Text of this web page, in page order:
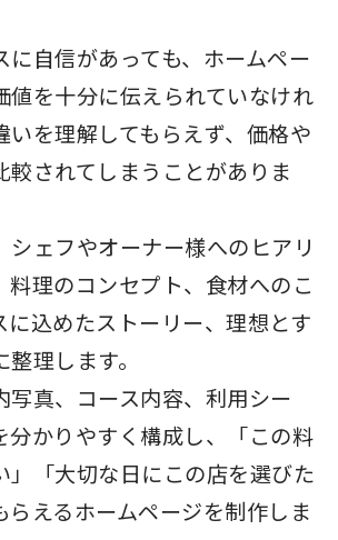
に自信があっても、ホームペー
値を十分に伝えられていなけれ
いを理解してもらえず、価格や
較されてしまうことがありま
シェフやオーナー様へのヒアリ
料理のコンセプト、食材へのこ
に込めたストーリー、理想とす
理します。
写真、コース内容、利用シー
分かりやすく構成し、「この料
」「大切な日にこの店を選びた
らえるホームページを制作しま